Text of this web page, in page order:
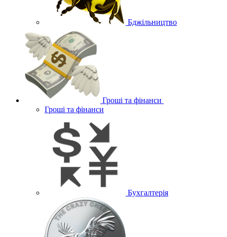
Бджільництво
Гроші та фінанси
Гроші та фінанси
Бухгалтерія